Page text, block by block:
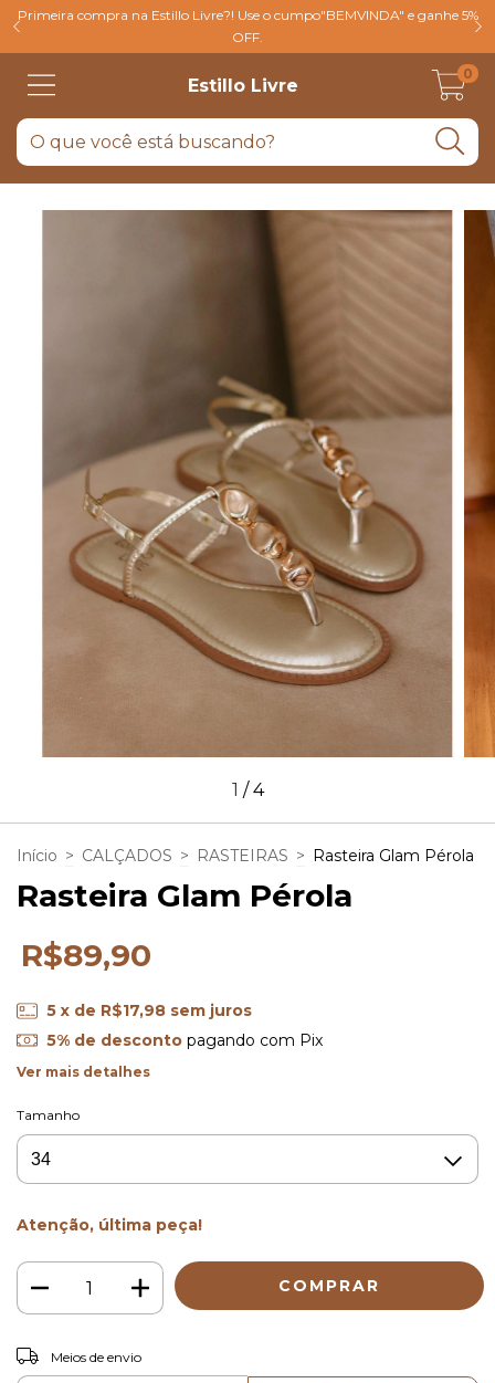
Primeira compra na Estillo Livre?! Use o cumpo"BEMVINDA" e ganhe 5%
OFF.
Estillo Livre
0
1 /4
Início > CALÇADOS > RASTEIRAS > Rasteira Glam Pérola
Rasteira Glam Pérola
R$89,90
5 x de R$17,98 sem juros
5% de descontopagando com Pix
Ver mais detalhes
Tamanho
Atenção, última peça!
Entregas para o CEP:
Meios de envio